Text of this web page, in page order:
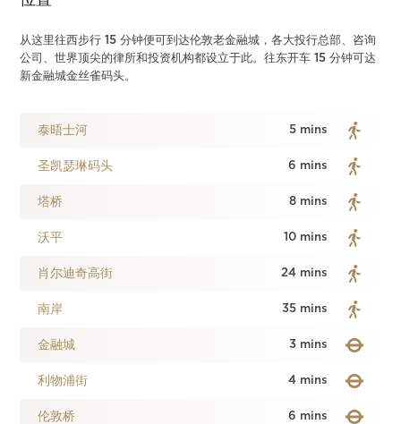
从这里往西步行 15 分钟便可到达伦敦老金融城，各大投行总部、咨询
公司、世界顶尖的律所和投资机构都设立于此。往东开车 15 分钟可达
新金融城金丝雀码头。
泰晤士河 5 mins
圣凯瑟琳码头 6 mins
塔桥 8 mins
沃平 10 mins
肖尔迪奇高街 24 mins
南岸 35 mins
金融城 3 mins
利物浦街 4 mins
伦敦桥 6 mins